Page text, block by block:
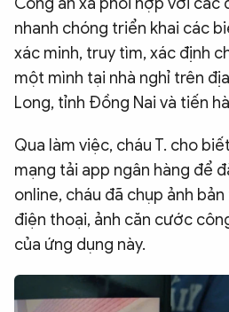
nhanh chóng triển khai các
xác minh, truy tìm, xác định
một mình tại nhà nghỉ trên
Long, tỉnh Đồng Nai và tiến
Qua làm việc, cháu T. cho
mạng tải app ngân hàng để
online, cháu đã chụp ảnh
điện thoại, ảnh căn cước
của ứng dụng này.